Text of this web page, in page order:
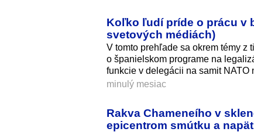
Koľko ľudí príde o prácu v
svetových médiách)
V tomto prehľade sa okrem témy z
o španielskom programe na
funkcie v delegácii na samit NATO
minulý mesiac
Rakva Chameneího v
epicentrom smútku a